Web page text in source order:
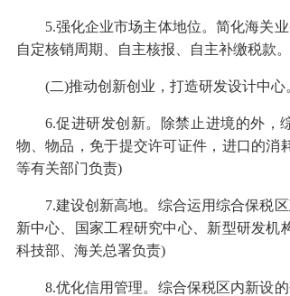
5.强化企业市场主体地位。简化海关
自定核销周期、自主核报、自主补缴税款
(二)推动创新创业，打造研发设计中心
6.促进研发创新。除禁止进境的外，
物、物品，免于提交许可证件，进口的消
等有关部门负责)
7.建设创新高地。综合运用综合保税
新中心、国家工程研究中心、新型研发机
科技部、海关总署负责)
8.优化信用管理。综合保税区内新设